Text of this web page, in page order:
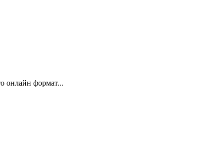
онлайн формат...